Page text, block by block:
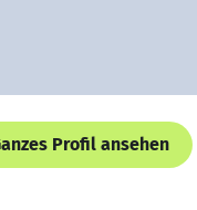
Profil ansehen